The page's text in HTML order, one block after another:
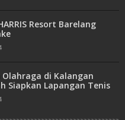
Resort Barelang
di Kalangan
Siapkan Lapangan Tenis